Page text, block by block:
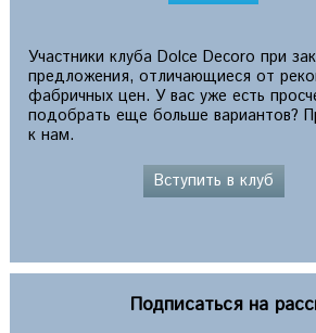
Участники клуба Dolce Decoro при
предложения, отличающиеся от
фабричных цен. У вас уже есть
подобрать еще больше вариантов?
к нам.
Вступить в клуб
Подписаться на